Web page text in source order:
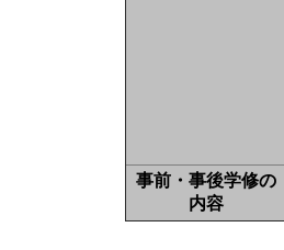
事前・事後学修の
内容